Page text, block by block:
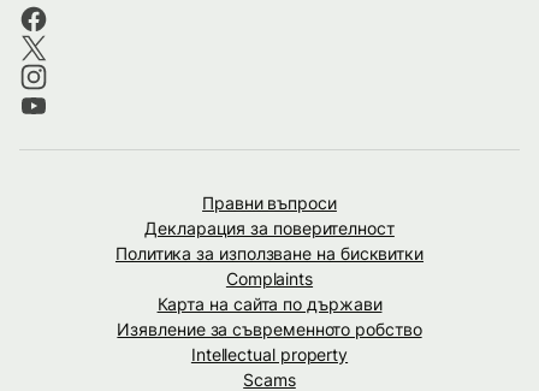
Правни въпроси
Декларация за поверителност
Политика за използване на бисквитки
Complaints
Карта на сайта по държави
Изявление за съвременното робство
Intellectual property
Scams